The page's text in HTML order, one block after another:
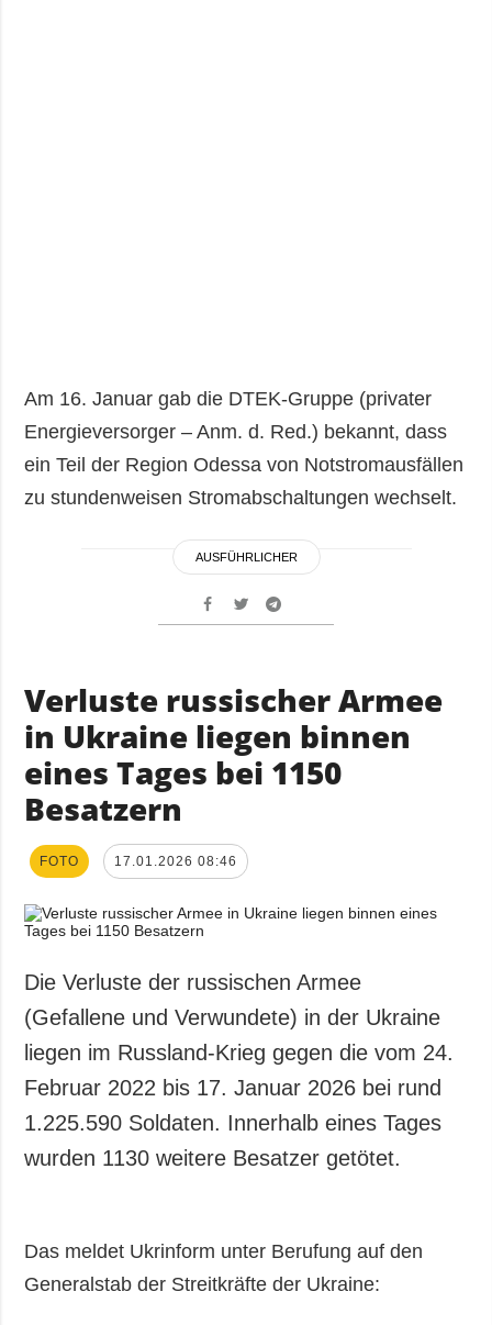
Am 16. Januar gab die DTEK-Gruppe (privater
Energieversorger – Anm. d. Red.) bekannt, dass
ein Teil der Region Odessa von Notstromausfällen
zu stundenweisen Stromabschaltungen wechselt.
AUSFÜHRLICHER
Verluste russischer Armee
in Ukraine liegen binnen
eines Tages bei 1150
Besatzern
FOTO 17.01.2026 08:46
Die Verluste der russischen Armee
(Gefallene und Verwundete) in der Ukraine
liegen im Russland-Krieg gegen die vom 24.
Februar 2022 bis 17. Januar 2026 bei rund
1.225.590 Soldaten. Innerhalb eines Tages
wurden 1130 weitere Besatzer getötet.
Das meldet Ukrinform unter Berufung auf den
Generalstab der Streitkräfte der Ukraine: